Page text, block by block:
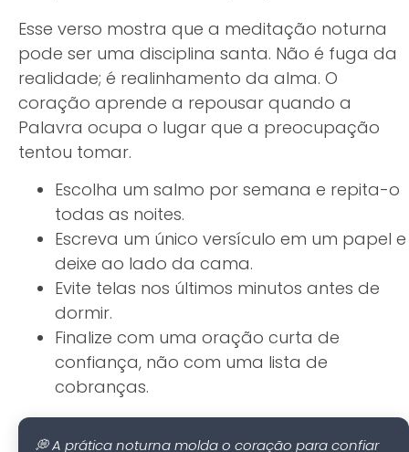
Esse verso mostra que a meditação noturna
pode ser uma disciplina santa. Não é fuga da
realidade; é realinhamento da alma. O
coração aprende a repousar quando a
Palavra ocupa o lugar que a preocupação
tentou tomar.
Escolha um salmo por semana e repita-o
todas as noites.
Escreva um único versículo em um papel e
deixe ao lado da cama.
Evite telas nos últimos minutos antes de
dormir.
Finalize com uma oração curta de
confiança, não com uma lista de
cobranças.
💭 A prática noturna molda o coração para confiar